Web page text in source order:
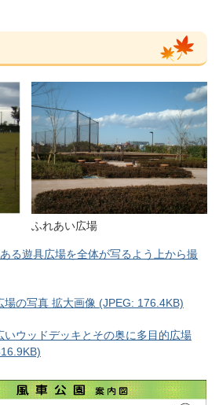
ふれあい広場
る遊具広場を全体が写るよう上から撮
の写真 拡大画像 (JPEG: 176.4KB)
ウッドデッキとその奥に多目的広場